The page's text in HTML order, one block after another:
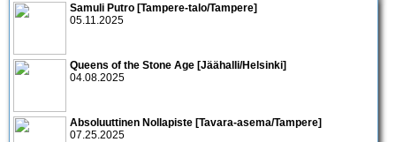
Samuli Putro [Tampere-talo/Tampere]
05.11.2025
Queens of the Stone Age [Jäähalli/Helsinki]
04.08.2025
Absoluuttinen Nollapiste [Tavara-asema/Tampere]
07.25.2025